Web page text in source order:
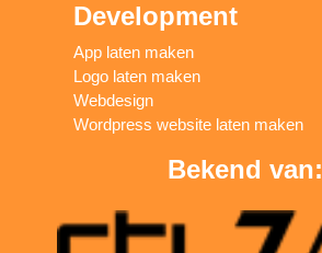
Development
App laten maken
Logo laten maken
Webdesign
Wordpress website laten maken
Bekend van: